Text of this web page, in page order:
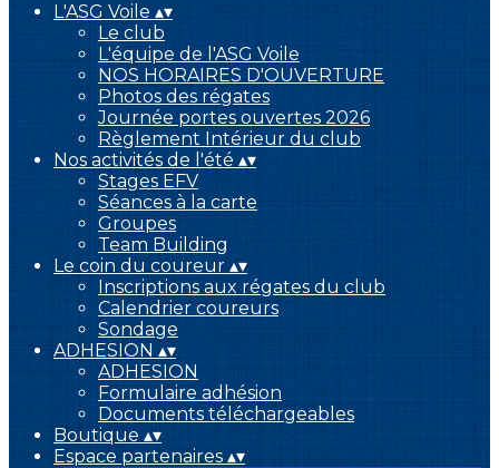
L'ASG Voile ▴▾
Le club
L'équipe de l'ASG Voile
NOS HORAIRES D'OUVERTURE
Photos des régates
Journée portes ouvertes 2026
Règlement Intérieur du club
Nos activités de l'été ▴▾
Stages EFV
Séances à la carte
Groupes
Team Building
Le coin du coureur ▴▾
Inscriptions aux régates du club
Calendrier coureurs
Sondage
ADHESION ▴▾
ADHESION
Formulaire adhésion
Documents téléchargeables
Boutique▴▾
Espace partenaires ▴▾